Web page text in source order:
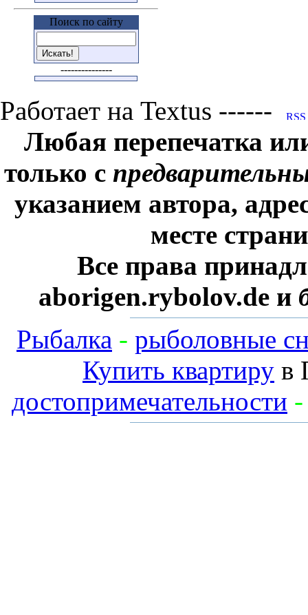
Поиск по сайту
---------------
Работает на Textus ------
Любая перепечатка
только с
указанием автора,
месте
Все права
aborigen.rybolov.de и
Рыбалка - рыболовные
Купить квартиру в
достопримечательности